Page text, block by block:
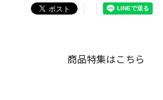
商品特集はこちら